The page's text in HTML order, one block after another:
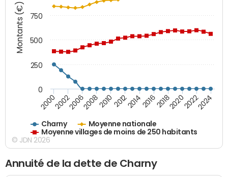
Montants (€)
Charny
Moyenne nationale
Moyenne villages de moins de 250 habitants
200020022006200820102012201420162018202020222024
0
250
500
750
© JDN 2026
Annuité de la dette de Charny